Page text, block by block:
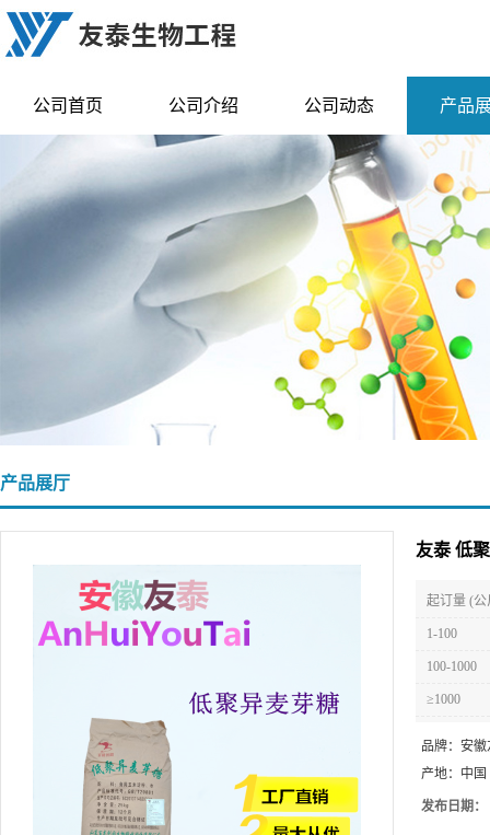
公司首页 公司介绍 公司动态 产品
产品展厅
友泰 低
起订量 (公
1-100
100-1000
≥1000
品牌： 安徽
产地： 中国
发布日期：